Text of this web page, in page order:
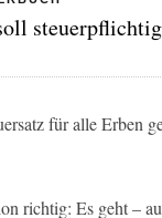
steuerpflichtig
für alle Erben
richtig: Es geht –